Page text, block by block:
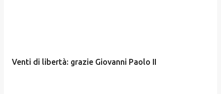
Venti di libertà: grazie Giovanni Paolo II